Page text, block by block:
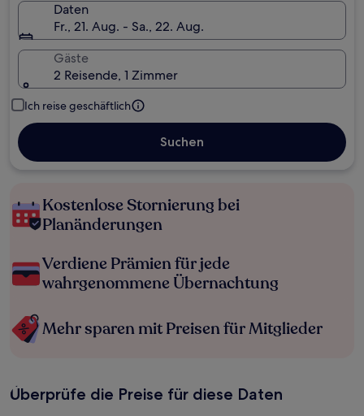
Daten
Fr., 21. Aug. - Sa., 22. Aug.
Gäste
2 Reisende, 1 Zimmer
Ich reise geschäftlich
Suchen
Kostenlose Stornierung bei
Planänderungen
Verdiene Prämien für jede
wahrgenommene Übernachtung
Mehr sparen mit Preisen für Mitglieder
Überprüfe die Preise für diese Daten